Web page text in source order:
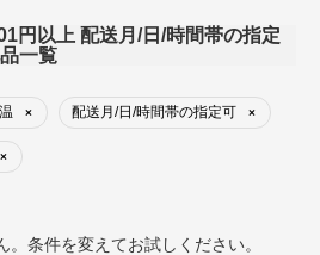
円以上 配送月/日/時間帯の指定
一覧
× 配送月/日/時間帯の指定可 ×
×
。条件を変えてお試しください。